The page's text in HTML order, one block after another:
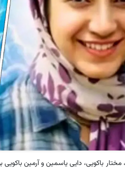
مختار باکویی، دایی یاسمین و آرمین